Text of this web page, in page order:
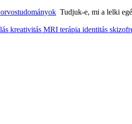
Tudjuk-e, mi a lelki
kreativitás MRI terápia identitás